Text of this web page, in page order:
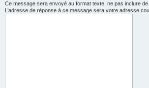
Ce message sera envoyé au format texte, ne pas inclure de
L’adresse de réponse à ce message sera votre adresse